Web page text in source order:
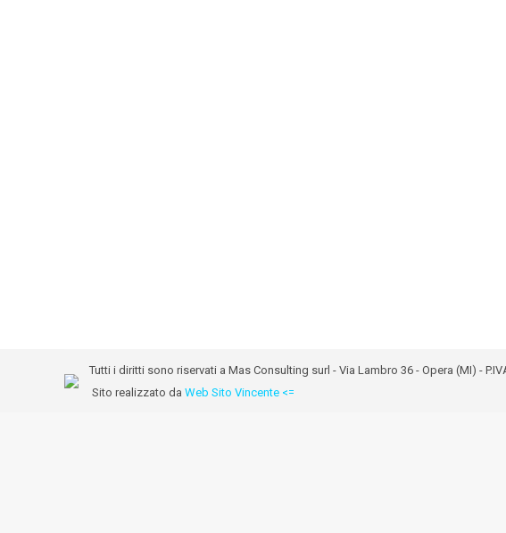
Tutti i diritti sono riservati a Mas Consulting surl - Via Lambro 36 - Opera (MI) -
Sito realizzato da Web Sito Vincente <=